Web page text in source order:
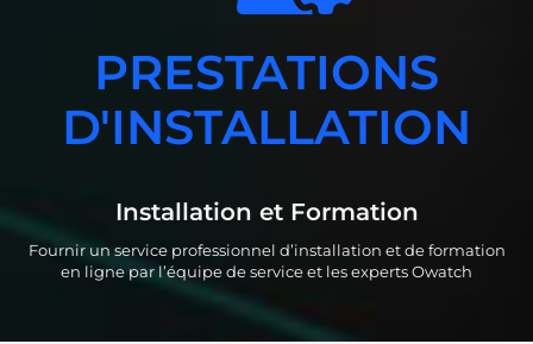
PRESTATIONS
D'INSTALLATION
Installation et Formation
Fournir un service professionnel d’installation et de formation
en ligne par l’équipe de service et les experts Owatch